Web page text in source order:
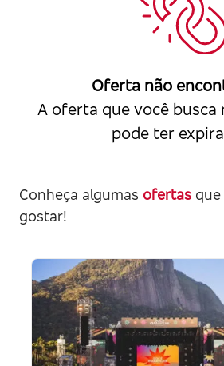
Oferta não
A oferta que você busca
pode ter
Conheça algumas ofertas
gostar!